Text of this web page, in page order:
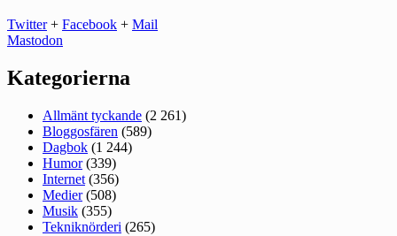
Twitter+ Facebook + Mail
Mastodon
Kategorierna
Allmänt tyckande (2 261)
Bloggosfären (589)
Dagbok (1 244)
Humor(339)
Internet (356)
Medier(508)
Musik (355)
Tekniknörderi (265)